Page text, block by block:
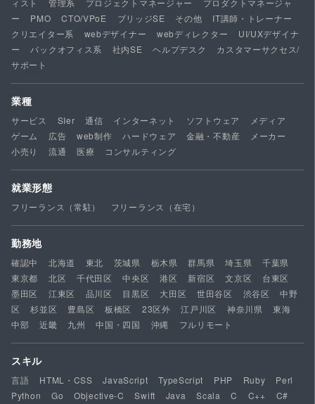
ィスト
管理系 プロジェクトマネージャー
プロダクトマネージャ
ー
PMO CTO/VPoE ブリッジSE その他
IT講師・トレーナー
クリエイター系
webデザイナー webディレクター
UI/UXデザイナ
ー
バックオフィス系 社内SE ヘルプデスク
カスタマーサクセス/
サポート
業種
サービス SIer 通信 インターネット ソフトウェア
メディア
ゲーム
広告 web制作 ハードウェア 金融・不動産
メーカー
小売り
流通 医療 コンサルティング
就業形態
フリーランス（常駐） フリーランス（在宅）
勤務地
確認中 北海道 東北 茨城県 栃木県 群馬県 埼玉県
千葉県
東京都
北区 千代田区 中央区 港区 新宿区 文京区
台東区
墨田区
江東区 品川区 目黒区 大田区 世田谷区 渋谷区
中野
区
杉並区 豊島区 板橋区 23区外 江戸川区 神奈川県
東海
中部
近畿 九州 中国・四国 沖縄 フルリモート
スキル
言語 HTML・CSS JavaScript TypeScript PHP Ruby
Perl
Python
Go Objective-C Swift Java Scala C C++
C#